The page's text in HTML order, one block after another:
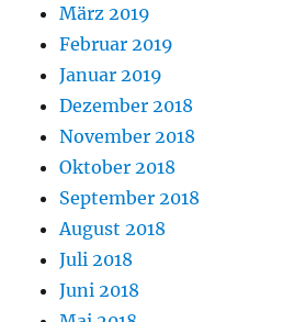
März 2019
Februar 2019
Januar 2019
Dezember 2018
November 2018
Oktober 2018
September 2018
August 2018
Juli 2018
Juni 2018